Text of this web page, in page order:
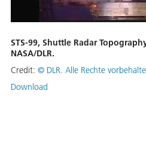
STS-99, Shuttle Radar
NASA/DLR.
Credit: © DLR. Alle Rechte
Download